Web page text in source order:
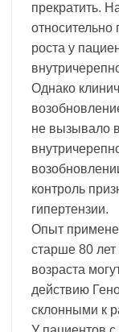
прекратить.
роста у
Однако
не вызывало
контроль
гипертензии.
Опыт
старше 80
возраста
действию
склонными к